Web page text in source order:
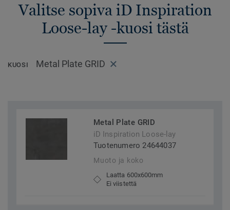
Valitse sopiva iD Inspiration
Loose-lay -kuosi tästä
KUOSI Metal Plate GRID
Metal Plate GRID
iD Inspiration Loose-lay
Tuotenumero 24644037
Muoto ja koko
Laatta 600x600mm
Ei viistettä